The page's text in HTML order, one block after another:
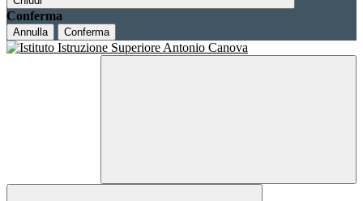
Conferma
Annulla Conferma